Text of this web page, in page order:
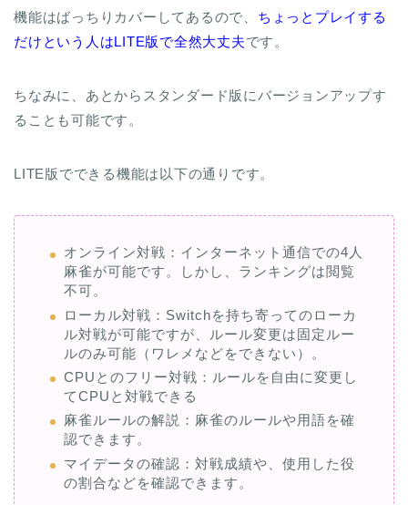
機能はばっちりカバーしてあるので、
ちょっとプレイする
だけという人はLITE版で全然大丈夫 です。
ちなみに、あとからスタンダード版にバージョンアップす
ることも可能です。
LITE版でできる機能は以下の通りです。
オンライン対戦：インターネット通信での4人
麻雀が可能です。しかし、ランキングは閲覧
不可。
ローカル対戦：Switchを持ち寄ってのローカ
ル対戦が可能ですが、ルール変更は固定ルー
ルのみ可能（ワレメなどをできない）。
CPUとのフリー対戦：ルールを自由に変更し
てCPUと対戦できる
麻雀ルールの解説：麻雀のルールや用語を確
認できます。
マイデータの確認：対戦成績や、使用した役
の割合などを確認できます。